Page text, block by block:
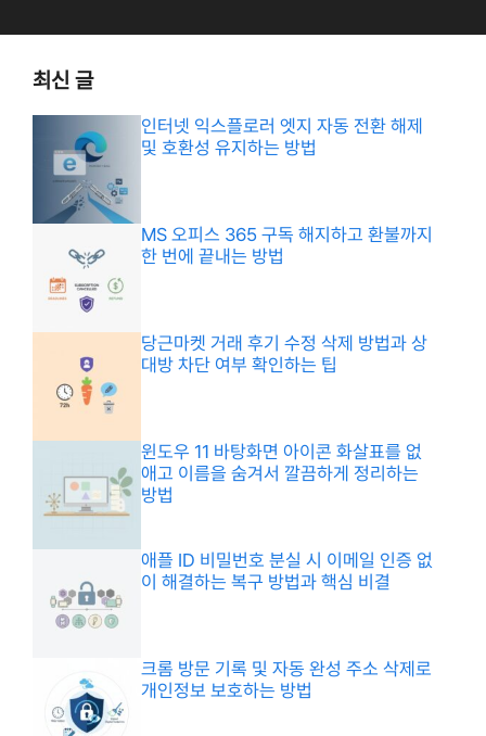
최신 글
인터넷 익스플로러 엣지 자동 전환 해제
및 호환성 유지하는 방법
MS 오피스 365 구독 해지하고 환불까지
한 번에 끝내는 방법
당근마켓 거래 후기 수정 삭제 방법과 상
대방 차단 여부 확인하는 팁
윈도우 11 바탕화면 아이콘 화살표를 없
애고 이름을 숨겨서 깔끔하게 정리하는
방법
애플 ID 비밀번호 분실 시 이메일 인증 없
이 해결하는 복구 방법과 핵심 비결
크롬 방문 기록 및 자동 완성 주소 삭제로
개인정보 보호하는 방법